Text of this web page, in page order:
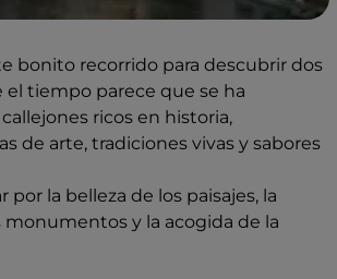
bonito recorrido para descubrir dos
tiempo parece que se ha
ricos en historia,
de arte, tradiciones vivas y sabores
por la belleza de los paisajes, la
monumentos y la acogida de la